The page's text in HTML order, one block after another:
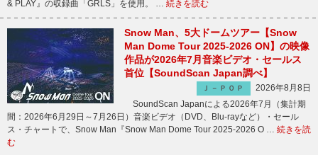
& PLAY』の収録曲「GRLS」を使用。 … 続きを読む
Snow Man、5大ドームツアー【Snow
Man Dome Tour 2025-2026 ON】の映像
作品が2026年7月音楽ビデオ・セールス
首位【SoundScan Japan調べ】
Ｊ－ＰＯＰ
2026年8月8日
SoundScan Japanによる2026年7月（集計期
間：2026年6月29日～7月26日）音楽ビデオ（DVD、Blu-rayなど）・セール
ス・チャートで、Snow Man『Snow Man Dome Tour 2025-2026 O … 続きを読
む